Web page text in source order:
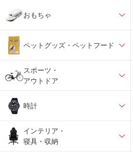
おもちゃ
ペットグッズ・ペットフード
スポーツ・
アウトドア
時計
インテリア・
寝具・収納